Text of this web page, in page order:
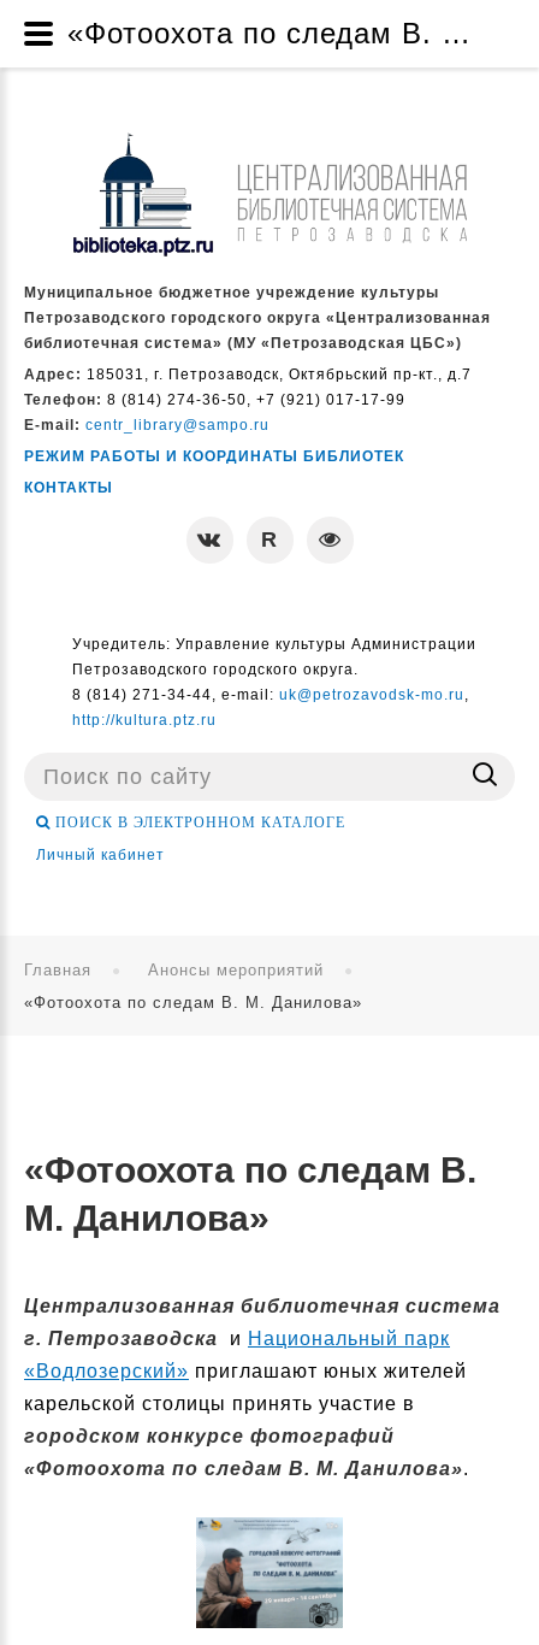
Муниципальное бюджетное учреждение культуры
Петрозаводского городского округа «Централизованная
библиотечная система» (МУ «Петрозаводская ЦБС»)
Адрес: 185031, г. Петрозаводск, Октябрьский пр-кт., д.7
Телефон: 8 (814) 274-36-50, +7 (921) 017-17-99
E-mail: centr_library@sampo.ru
РЕЖИМ РАБОТЫ И КООРДИНАТЫ БИБЛИОТЕК
КОНТАКТЫ
Учредитель: Управление культуры Администрации
Петрозаводского городского округа.
8 (814) 271-34-44, e-mail: uk@petrozavodsk-mo.ru ,
http://kultura.ptz.ru
Поиск
ПОИСК В ЭЛЕКТРОННОМ КАТАЛОГЕ
Личный кабинет
Главная
Анонсы мероприятий
«Фотоохота по следам В. М. Данилова»
«Фотоохота по следам В.
М. Данилова»
Централизованная библиотечная система
г. Петрозаводска и Национальный парк
«Водлозерский» приглашают юных жителей
карельской столицы принять участие в
городском конкурсе фотографий
«Фотоохота по следам В. М. Данилова».
«Фотоохота по следам В. М. Данилова» - Анонсы мероприятий - Муниципальное бюджетное учреждение культуры Петрозаводского городского округа «Централизованная библиотечная система» (МУ «Петрозаводская ЦБС»)